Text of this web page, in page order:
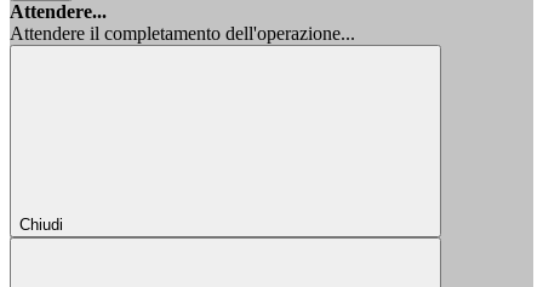
Attendere...
Attendere il completamento dell'operazione...
Chiudi